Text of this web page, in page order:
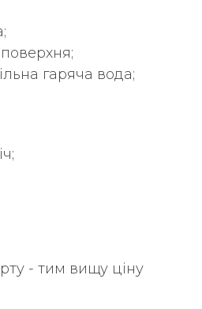
гаряча вода;
- тим вищу ціну